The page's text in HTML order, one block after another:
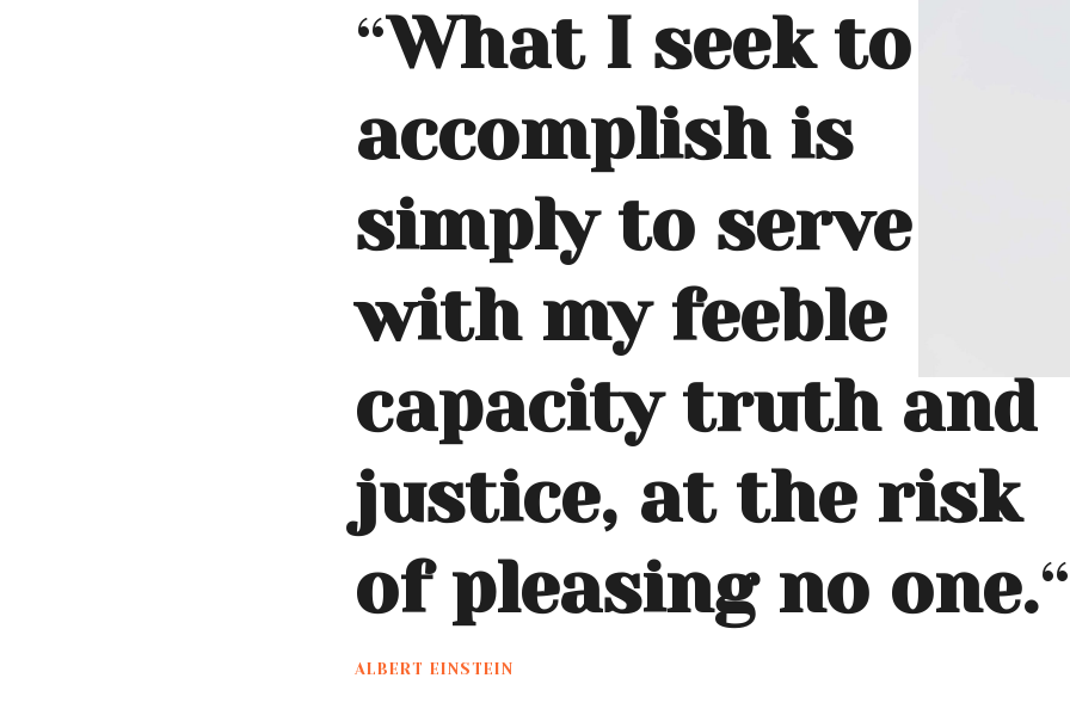
“What I seek to
accomplish is
simply to serve
with my feeble
capacity truth and
justice, at the risk
of pleasing no one.
ALBERT EINSTEIN